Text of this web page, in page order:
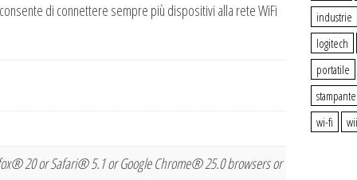
di connettere sempre più dispositivi alla rete WiFi
20 or Safari® 5.1 or Google Chrome® 25.0 browsers or
industrie
logitech
portatile
stampante
wi-fi